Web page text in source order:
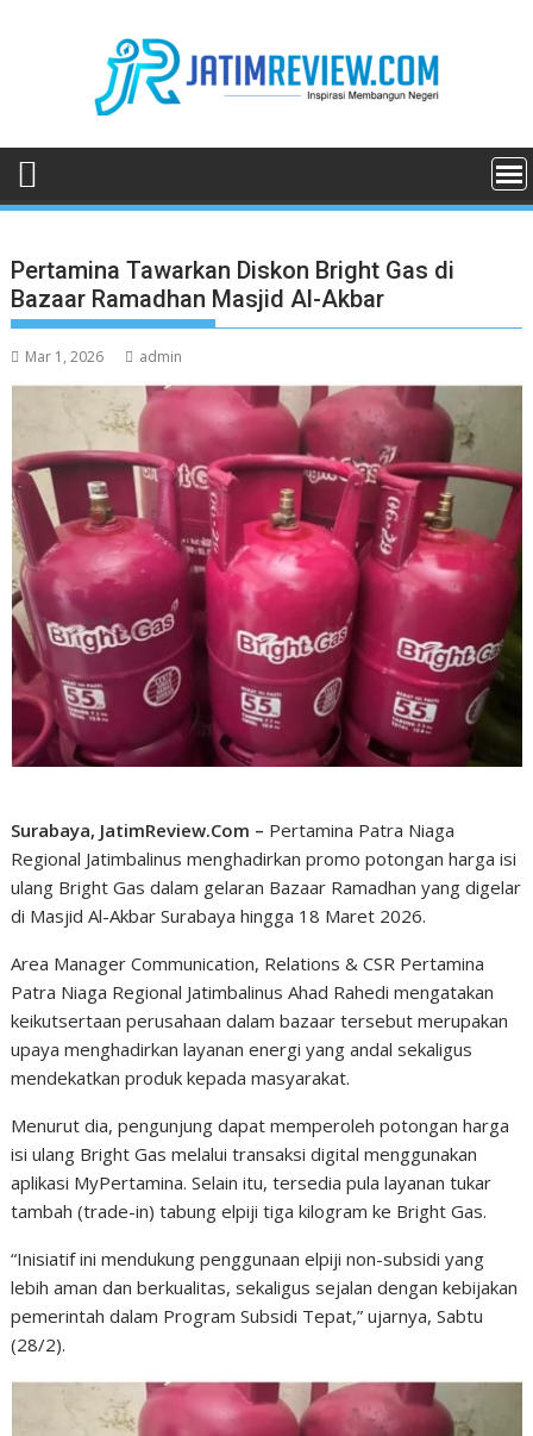
Pertamina Tawarkan Diskon Bright Gas di
Bazaar Ramadhan Masjid Al-Akbar
Mar 1, 2026 admin
Surabaya, JatimReview.Com – Pertamina Patra Niaga
Regional Jatimbalinus menghadirkan promo potongan harga isi
ulang Bright Gas dalam gelaran Bazaar Ramadhan yang digelar
di Masjid Al-Akbar Surabaya hingga 18 Maret 2026.
Area Manager Communication, Relations & CSR Pertamina
Patra Niaga Regional Jatimbalinus Ahad Rahedi mengatakan
keikutsertaan perusahaan dalam bazaar tersebut merupakan
upaya menghadirkan layanan energi yang andal sekaligus
mendekatkan produk kepada masyarakat.
Menurut dia, pengunjung dapat memperoleh potongan harga
isi ulang Bright Gas melalui transaksi digital menggunakan
aplikasi MyPertamina. Selain itu, tersedia pula layanan tukar
tambah (trade-in) tabung elpiji tiga kilogram ke Bright Gas.
“Inisiatif ini mendukung penggunaan elpiji non-subsidi yang
lebih aman dan berkualitas, sekaligus sejalan dengan kebijakan
pemerintah dalam Program Subsidi Tepat,” ujarnya, Sabtu
(28/2).